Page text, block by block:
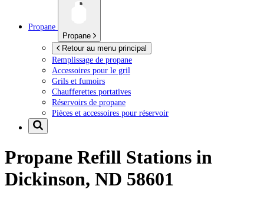
Propane
Propane
Retour au menu principal
Remplissage de propane
Accessoires pour le gril
Grils et fumoirs
Chaufferettes portatives
Réservoirs de propane
Pièces et accessoires pour réservoir
Propane Refill Stations in
Dickinson, ND 58601